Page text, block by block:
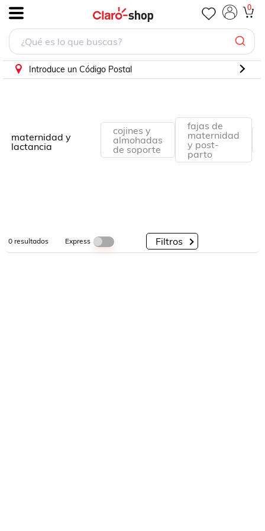
0
Introduce un Código Postal
maternidad y
lactancia
cojines y
almohadas
de soporte
fajas de
maternidad
y post-
parto
0resultados Express Filtros
PorCategorías
PorMarcas
PorDescuento